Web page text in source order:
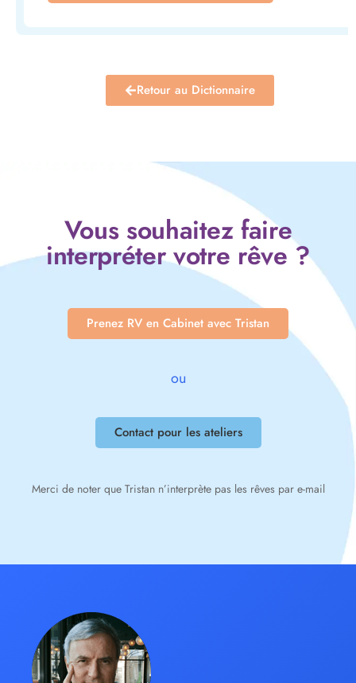
Retour au Dictionnaire
Vous souhaitez faire
interpréter votre rêve ?
Prenez RV en Cabinet avec Tristan
ou
Contact pour les ateliers
Merci de noter que Tristan n’interprète pas les rêves par e-mail